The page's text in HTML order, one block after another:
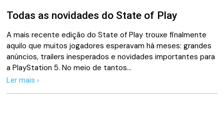
Todas as novidades do State of Play
A mais recente edição do State of Play trouxe finalmente
aquilo que muitos jogadores esperavam há meses: grandes
anúncios, trailers inesperados e novidades importantes para
a PlayStation 5. No meio de tantos…
Ler mais ›